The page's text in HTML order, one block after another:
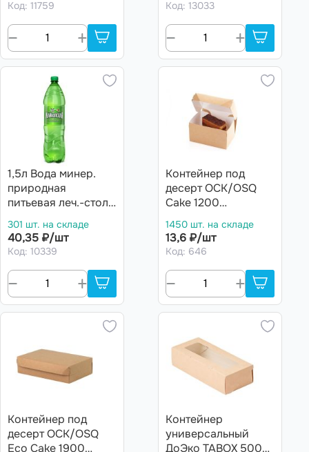
Код: 11759 Код: 13033
1,5л Вода минер.
природная
питьевая леч.-стол.
евая газ.
МАЙКОПСКАЯ ПЭТ
301 шт. на складе
40,35 ₽/шт
Код: 10339
Контейнер под
десерт ОСК/OSQ
Cake 1200
50*уп
1450 шт. на складе
13,6 ₽/шт
Код: 646
Контейнер под
десерт ОСК/OSQ
Eco Cake 1900
Контейнер
универсальный
ДоЭко TABOX 500gl